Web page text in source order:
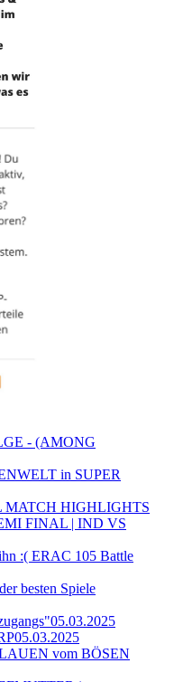
- (AMONG
in SUPER
HIGHLIGHTS
FINAL | IND VS
:( ERAC 105 Battle
besten Spiele
05.03.2025
05.03.2025
vom BÖSEN